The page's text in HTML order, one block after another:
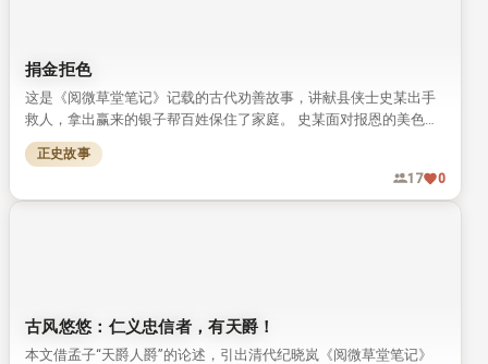
捐金拒色
这是《阅微草堂笔记》记载的古代劝善故事，讲献县侠士史某出手
救人，拿出赢来的银子帮百姓保住了家庭。 史某面对报恩的美色严
词拒绝，最终积累阴德，在全村大火中保住了一家三口的性命。
正史故事
17
0
古风悠悠：仁义忠信者，有天爵！
本文借孟子“天爵人爵”的论述，引出清代纪晓岚《阅微草堂笔记》